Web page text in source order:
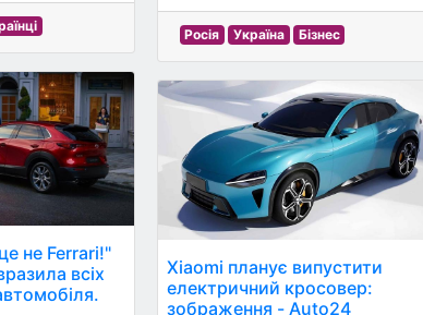
не Ferrari!"
всіх
Росія Україна Бізнес
Xiaomi планує випустити
електричний кросовер:
зображення - Auto24